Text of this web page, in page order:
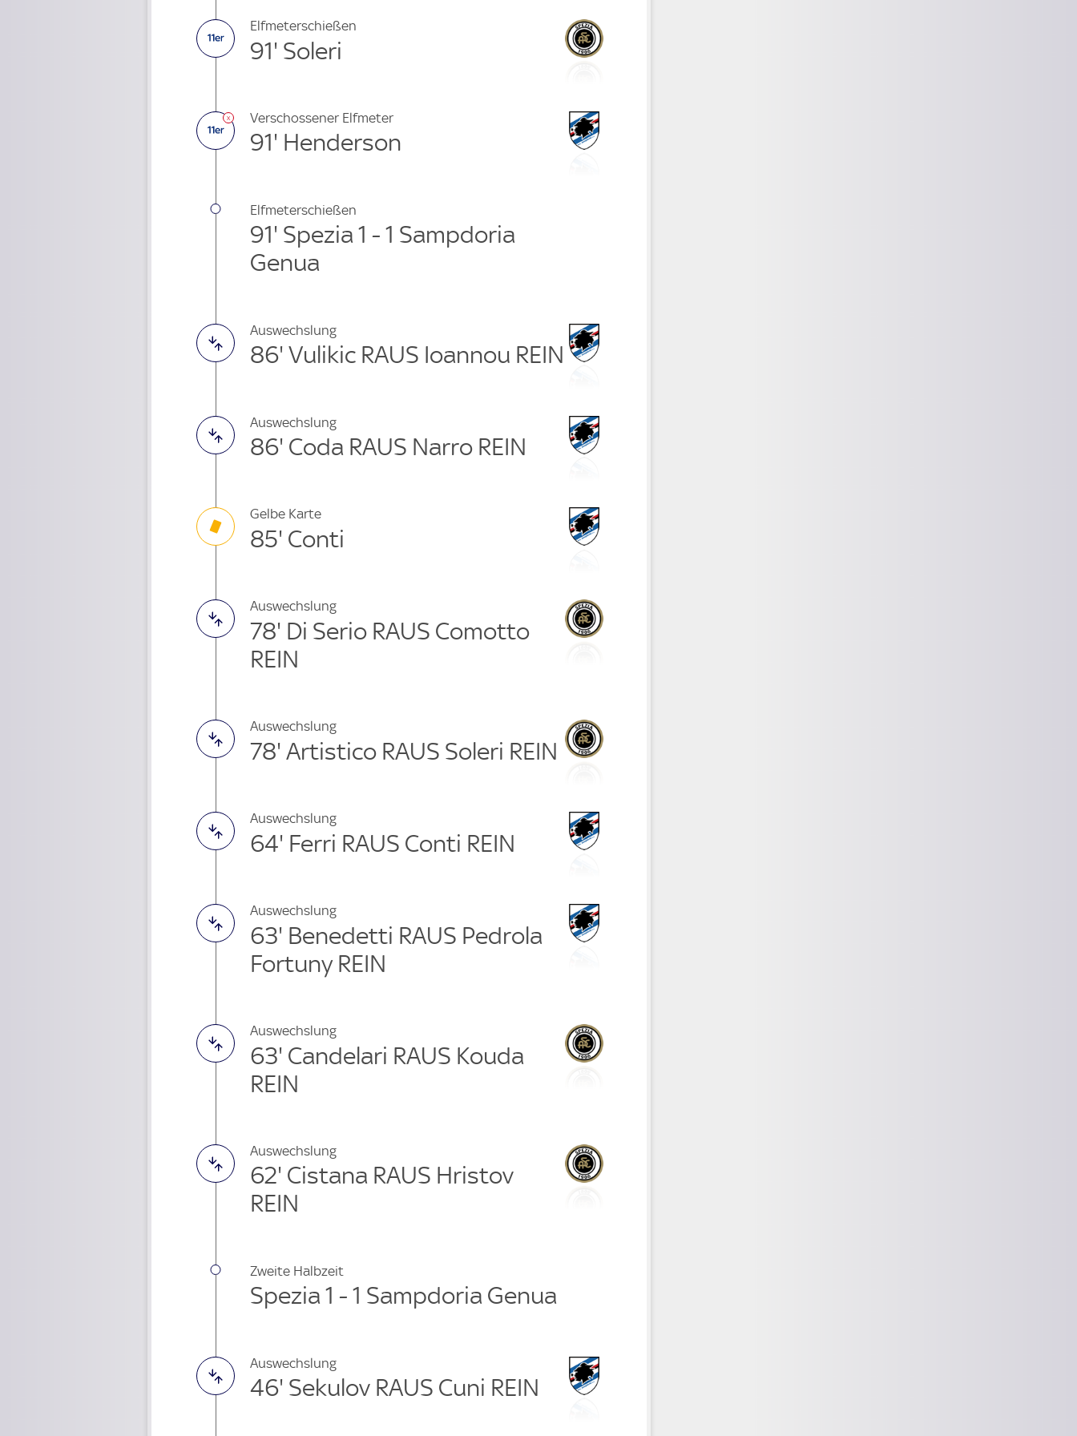
Elfmeterschießen
91' Soleri
Verschossener Elfmeter
91' Henderson
Elfmeterschießen
91' Spezia 1 - 1 Sampdoria
Genua
Auswechslung
86' Vulikic RAUS Ioannou REIN
Auswechslung
86' Coda RAUS Narro REIN
Gelbe Karte
85' Conti
Auswechslung
78' Di Serio RAUS Comotto
REIN
Auswechslung
78' Artistico RAUS Soleri REIN
Auswechslung
64' Ferri RAUS Conti REIN
Auswechslung
63' Benedetti RAUS Pedrola
Fortuny REIN
Auswechslung
63' Candelari RAUS Kouda
REIN
Auswechslung
62' Cistana RAUS Hristov
REIN
Zweite Halbzeit
Spezia 1 - 1 Sampdoria Genua
Auswechslung
46' Sekulov RAUS Cuni REIN